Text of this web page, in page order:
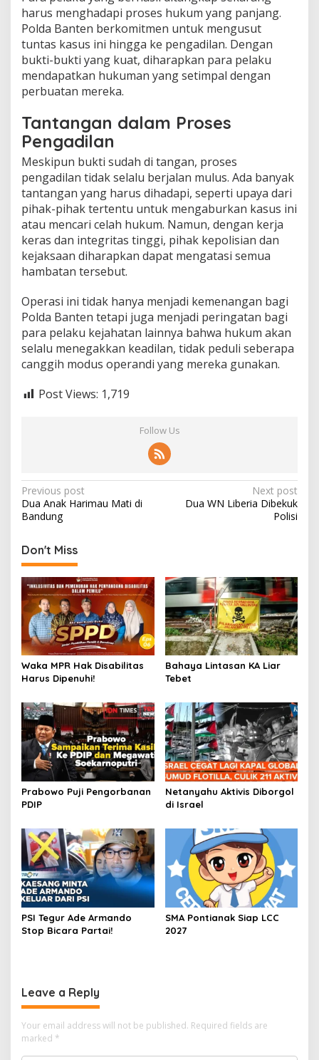
harus menghadapi proses hukum yang panjang.
Polda Banten berkomitmen untuk mengusut
tuntas kasus ini hingga ke pengadilan. Dengan
bukti-bukti yang kuat, diharapkan para pelaku
mendapatkan hukuman yang setimpal dengan
perbuatan mereka.
Tantangan dalam Proses
Pengadilan
Meskipun bukti sudah di tangan, proses
pengadilan tidak selalu berjalan mulus. Ada banyak
tantangan yang harus dihadapi, seperti upaya dari
pihak-pihak tertentu untuk mengaburkan kasus ini
atau mencari celah hukum. Namun, dengan kerja
keras dan integritas tinggi, pihak kepolisian dan
kejaksaan diharapkan dapat mengatasi semua
hambatan tersebut.
Operasi ini tidak hanya menjadi kemenangan bagi
Polda Banten tetapi juga menjadi peringatan bagi
para pelaku kejahatan lainnya bahwa hukum akan
selalu menegakkan keadilan, tidak peduli seberapa
canggih modus operandi yang mereka gunakan.
Post Views: 1,719
Follow Us
Post
navigation
Previous post
Dua Anak Harimau Mati di
Bandung
Next post
Dua WN Liberia Dibekuk
Polisi
Don't Miss
Waka MPR Hak Disabilitas
Harus Dipenuhi!
Bahaya Lintasan KA Liar
Tebet
Prabowo Puji Pengorbanan
PDIP
Netanyahu Aktivis Diborgol
di Israel
PSI Tegur Ade Armando
Stop Bicara Partai!
SMA Pontianak Siap LCC
2027
Leave a Reply
Your email address will not be published. Required fields are
marked *